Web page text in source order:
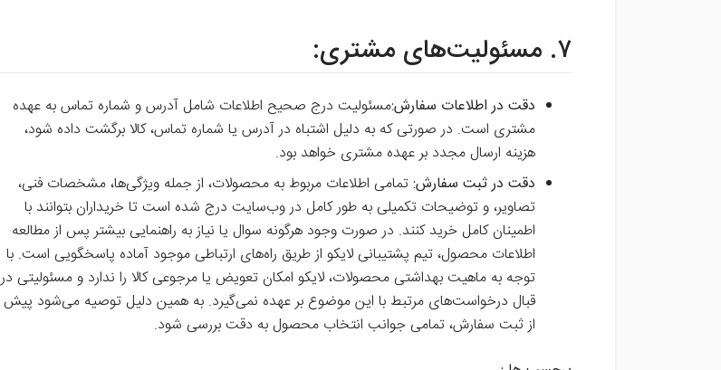
۷. مسئولیت‌های مشتری:
دقت در اطلاعات سفارش:مسئولیت درج صحیح اطلاعات شامل آدرس و شماره تماس به عهده
مشتری است. در صورتی که به دلیل اشتباه در آدرس یا شماره تماس، کالا برگشت داده شود،
هزینه ارسال مجدد بر عهده مشتری خواهد بود.
دقت در ثبت سفارش:تمامی اطلاعات مربوط به محصولات، از جمله ویژگی‌ها، مشخصات فنی،
تصاویر، و توضیحات تکمیلی به طور کامل در وب‌سایت درج شده است تا خریداران بتوانند با
اطمینان کامل خرید کنند. در صورت وجود هرگونه سوال یا نیاز به راهنمایی بیشتر پس از مطالعه
اطلاعات محصول، تیم پشتیبانی لایکو از طریق راه‌های ارتباطی موجود آماده پاسخگویی است. با
توجه به ماهیت بهداشتی محصولات، لایکو امکان تعویض یا مرجوعی کالا را ندارد و مسئولیتی در
قبال درخواست‌های مرتبط با این موضوع بر عهده نمی‌گیرد. به همین دلیل توصیه می‌شود پیش
از ثبت سفارش، تمامی جوانب انتخاب محصول به دقت بررسی شود.